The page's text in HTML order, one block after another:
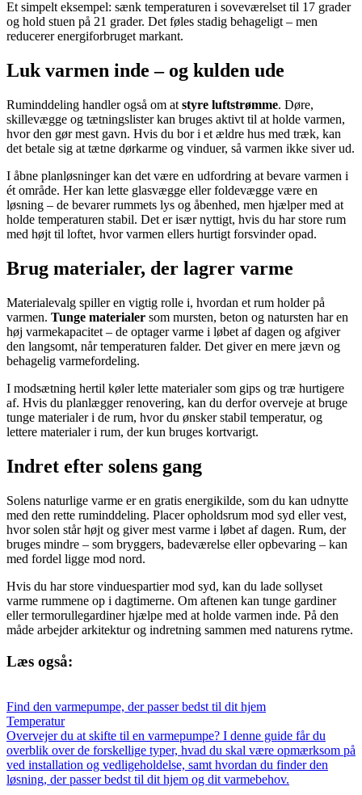
Et simpelt eksempel: sænk temperaturen i soveværelset til 17 grader
og hold stuen på 21 grader. Det føles stadig behageligt – men
reducerer energiforbruget markant.
Luk varmen inde – og kulden ude
Ruminddeling handler også om at styre luftstrømme. Døre,
skillevægge og tætningslister kan bruges aktivt til at holde varmen,
hvor den gør mest gavn. Hvis du bor i et ældre hus med træk, kan
det betale sig at tætne dørkarme og vinduer, så varmen ikke siver ud.
I åbne planløsninger kan det være en udfordring at bevare varmen i
ét område. Her kan lette glasvægge eller foldevægge være en
løsning – de bevarer rummets lys og åbenhed, men hjælper med at
holde temperaturen stabil. Det er især nyttigt, hvis du har store rum
med højt til loftet, hvor varmen ellers hurtigt forsvinder opad.
Brug materialer, der lagrer varme
Materialevalg spiller en vigtig rolle i, hvordan et rum holder på
varmen. Tunge materialer som mursten, beton og natursten har en
høj varmekapacitet – de optager varme i løbet af dagen og afgiver
den langsomt, når temperaturen falder. Det giver en mere jævn og
behagelig varmefordeling.
I modsætning hertil køler lette materialer som gips og træ hurtigere
af. Hvis du planlægger renovering, kan du derfor overveje at bruge
tunge materialer i de rum, hvor du ønsker stabil temperatur, og
lettere materialer i rum, der kun bruges kortvarigt.
Indret efter solens gang
Solens naturlige varme er en gratis energikilde, som du kan udnytte
med den rette ruminddeling. Placer opholdsrum mod syd eller vest,
hvor solen står højt og giver mest varme i løbet af dagen. Rum, der
bruges mindre – som bryggers, badeværelse eller opbevaring – kan
med fordel ligge mod nord.
Hvis du har store vinduespartier mod syd, kan du lade sollyset
varme rummene op i dagtimerne. Om aftenen kan tunge gardiner
eller termorullegardiner hjælpe med at holde varmen inde. På den
måde arbejder arkitektur og indretning sammen med naturens rytme.
Læs også:
Find den varmepumpe, der passer bedst til dit hjem
Temperatur
Overvejer du at skifte til en varmepumpe? I denne guide får du
overblik over de forskellige typer, hvad du skal være opmærksom på
ved installation og vedligeholdelse, samt hvordan du finder den
løsning, der passer bedst til dit hjem og dit varmebehov.